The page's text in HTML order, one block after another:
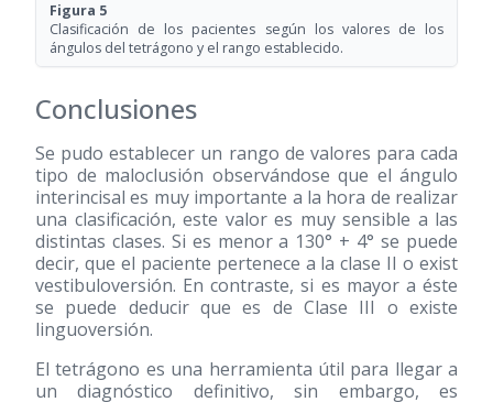
Figura 5
Clasificación de los pacientes según los valores de los
ángulos del tetrágono y el rango establecido.
Conclusiones
Se pudo establecer un rango de valores para cada
tipo de maloclusión observándose que el ángulo
interincisal es muy importante a la hora de realizar
una clasificación, este valor es muy sensible a las
distintas clases. Si es menor a 130° + 4° se puede
decir, que el paciente pertenece a la clase II o exist
vestibuloversión. En contraste, si es mayor a éste
se puede deducir que es de Clase III o existe
linguoversión.
El tetrágono es una herramienta útil para llegar a
un diagnóstico definitivo, sin embargo, es